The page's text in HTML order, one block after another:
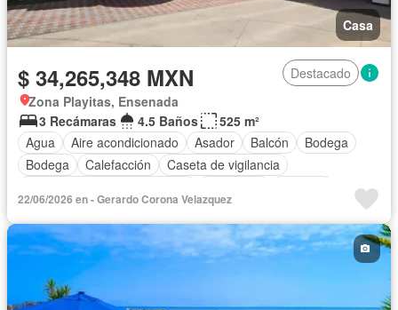
Casa
$ 34,265,348 MXN
Destacado
Zona Playitas, Ensenada
3 Recámaras
4.5 Baños
525 m²
Agua
Aire acondicionado Asador Balcón
Bodega
Bodega
Calefacción
Caseta de vigilancia
Cocina equipada
Cocina integral
Cuarto de servicio
Electricidad
Estacionamiento
Internet
Jacuzzi Jardín
Despacho
Recámara con closet
Seguridad
Terraza
22/06/2026 en - Gerardo Corona Velazquez